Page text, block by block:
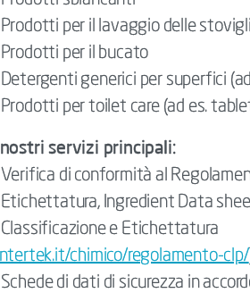
per il lavaggio delle
per il bucato
generici per superfici
per toilet care (ad es.
servizi principali:
di conformità al
Ingredient Data
e Etichettatura
chimico/regolamento-clp/
di dati di sicurezza in